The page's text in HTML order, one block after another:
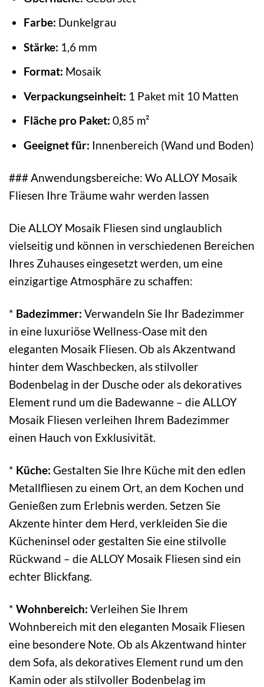
Farbe: Dunkelgrau
Stärke: 1,6 mm
Format: Mosaik
Verpackungseinheit: 1 Paket mit 10 Matten
Fläche pro Paket: 0,85 m²
Geeignet für: Innenbereich (Wand und Boden)
### Anwendungsbereiche: Wo ALLOY Mosaik
Fliesen Ihre Träume wahr werden lassen
Die ALLOY Mosaik Fliesen sind unglaublich
vielseitig und können in verschiedenen Bereichen
Ihres Zuhauses eingesetzt werden, um eine
einzigartige Atmosphäre zu schaffen:
* Badezimmer: Verwandeln Sie Ihr Badezimmer
in eine luxuriöse Wellness-Oase mit den
eleganten Mosaik Fliesen. Ob als Akzentwand
hinter dem Waschbecken, als stilvoller
Bodenbelag in der Dusche oder als dekoratives
Element rund um die Badewanne – die ALLOY
Mosaik Fliesen verleihen Ihrem Badezimmer
einen Hauch von Exklusivität.
* Küche: Gestalten Sie Ihre Küche mit den edlen
Metallfliesen zu einem Ort, an dem Kochen und
Genießen zum Erlebnis werden. Setzen Sie
Akzente hinter dem Herd, verkleiden Sie die
Kücheninsel oder gestalten Sie eine stilvolle
Rückwand – die ALLOY Mosaik Fliesen sind ein
echter Blickfang.
* Wohnbereich: Verleihen Sie Ihrem
Wohnbereich mit den eleganten Mosaik Fliesen
eine besondere Note. Ob als Akzentwand hinter
dem Sofa, als dekoratives Element rund um den
Kamin oder als stilvoller Bodenbelag im